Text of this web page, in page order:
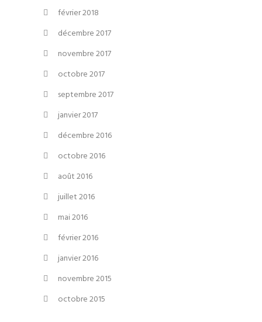
février 2018
décembre 2017
novembre 2017
octobre 2017
septembre 2017
janvier 2017
décembre 2016
octobre 2016
août 2016
juillet 2016
mai 2016
février 2016
janvier 2016
novembre 2015
octobre 2015